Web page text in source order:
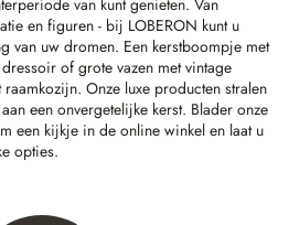
van kunt genieten. Van
en figuren - bij LOBERON kunt u
van uw dromen. Een kerstboompje met
of grote vazen met vintage
Onze luxe producten stralen
een onvergetelijke kerst. Blader onze
een kijkje in de online winkel en laat u
opties.